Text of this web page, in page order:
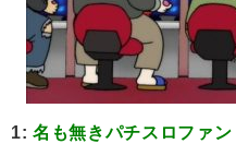
1: 名も無きパチスロファン